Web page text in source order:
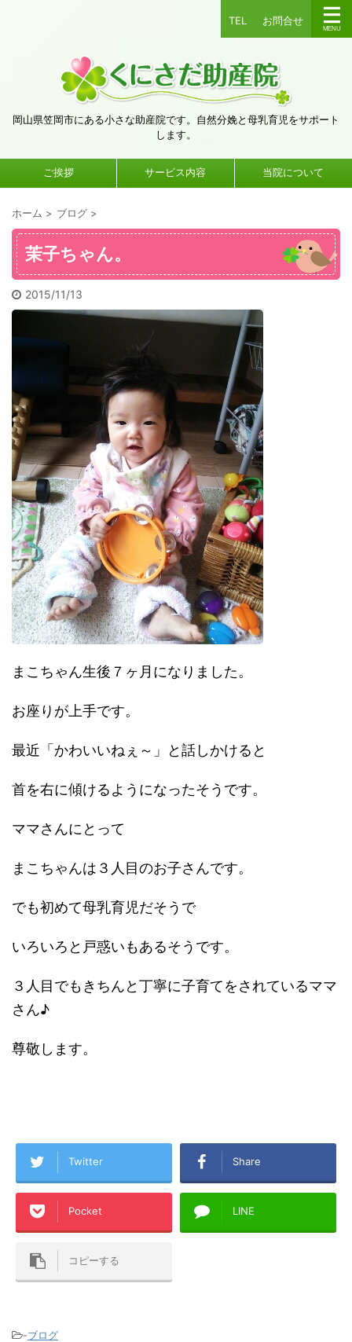
TEL お問合せ
岡山県笠岡市にある小さな助産院です。自然分娩と母乳育児をサポート
します。
ご挨拶 サービス内容 当院について
ホーム > ブログ >
茉子ちゃん。
2015/11/13
まこちゃん生後７ヶ月になりました。
お座りが上手です。
最近「かわいいねぇ～」と話しかけると
首を右に傾けるようになったそうです。
ママさんにとって
まこちゃんは３人目のお子さんです。
でも初めて母乳育児だそうで
いろいろと戸惑いもあるそうです。
３人目でもきちんと丁寧に子育てをされているママ
さん♪
尊敬します。
Twitter Share
Pocket LINE
コピーする
-ブログ